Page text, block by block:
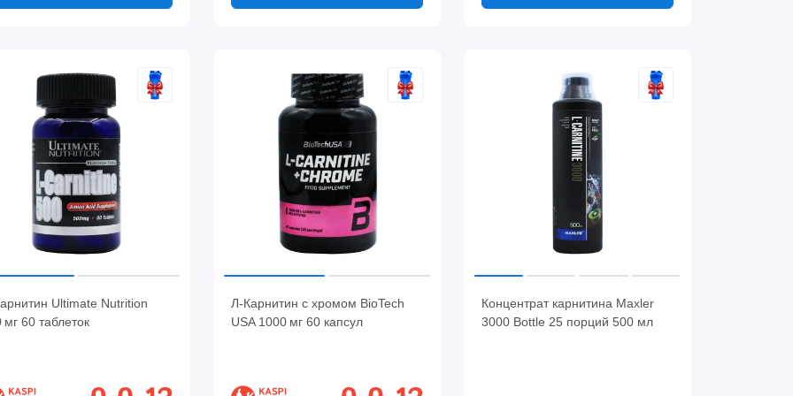
Ultimate Nutrition
мг 60 таблеток
Л-Карнитин с хромом BioTech
USA 1000 мг 60 капсул
Концентрат карнитина Maxler
3000 Bottle 25 порций 500 мл